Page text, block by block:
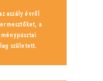
aszály évről
a
született.